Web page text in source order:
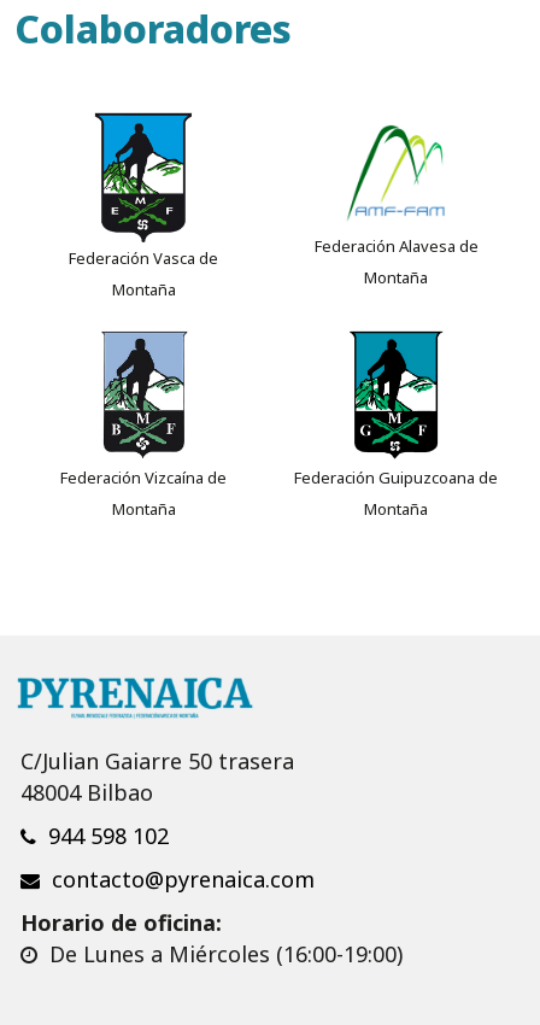
Colaboradores
Federación Vasca de
Montaña
Federación Alavesa de
Montaña
Federación Vizcaína de
Montaña
Federación Guipuzcoana de
Montaña
C/Julian Gaiarre 50 trasera
48004 Bilbao
944 598 102
contacto@pyrenaica.com
Horario de oficina:
De Lunes a Miércoles (16:00-19:00)